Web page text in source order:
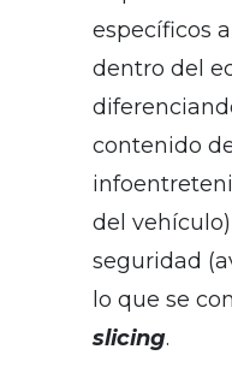
específicos
dentro del
contenido
del
seguridad
lo que se
slicing.